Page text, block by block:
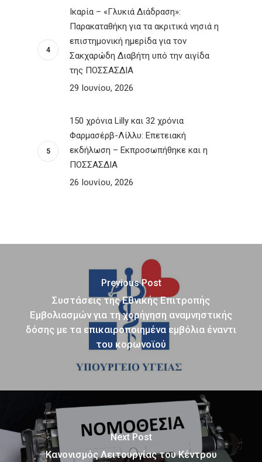
Ικαρία – «Γλυκιά Διάδραση»:
Παρακαταθήκη για τα ακριτικά νησιά η
επιστημονική ημερίδα για τον
Σακχαρώδη Διαβήτη υπό την αιγίδα
της ΠΟΣΣΑΣΔΙΑ
29 Ιουνίου, 2026
150 χρόνια Lilly και 32 χρόνια
Φαρμασέρβ-Λίλλυ: Eπετειακή
εκδήλωση – Εκπροσωπήθηκε και η
ΠΟΣΣΑΣΔΙΑ
26 Ιουνίου, 2026
Previous Post
Συστάσεις της Εθνικής Επιτροπής
Εμβολιασμών για τη χορήγηση αναμνηστικής
δόσης με τα επικαιροποιημένα εμβόλια έναντι
του κορωνοϊού
Next Post
Κανονισμός Λειτουργίας του Κέντρου